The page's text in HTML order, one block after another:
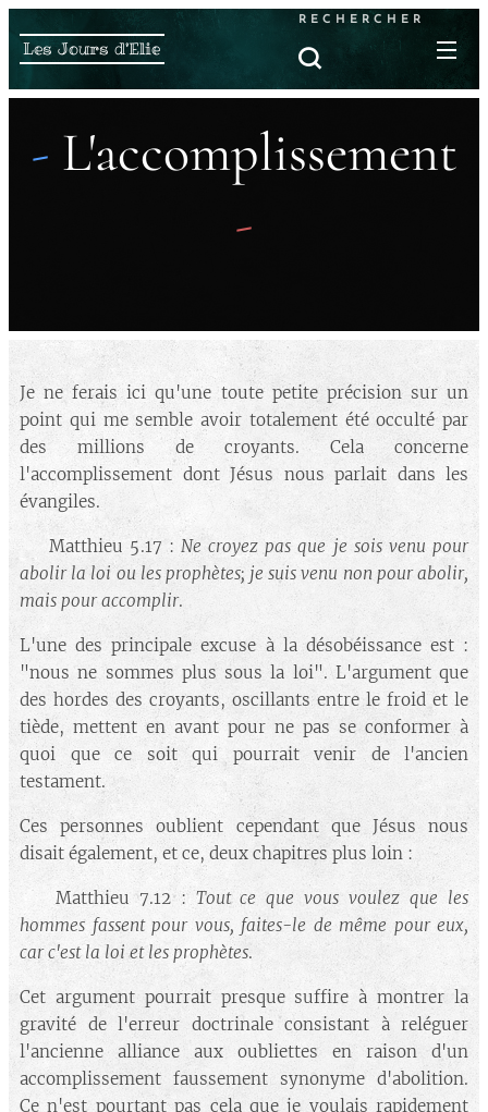
Les Jours d'Elie
RECHERCHER
- L'accomplissement
-
Je ne ferais ici qu'une toute petite précision sur un
point qui me semble avoir totalement été occulté par
des millions de croyants. Cela concerne
l'accomplissement dont Jésus nous parlait dans les
évangiles.
🔘 Matthieu 5.17 : Ne croyez pas que je sois venu pour
abolir la loi ou les prophètes; je suis venu non pour abolir,
mais pour accomplir.
L'une des principale excuse à la désobéissance est :
"nous ne sommes plus sous la loi". L'argument que
des hordes des croyants, oscillants entre le froid et le
tiède, mettent en avant pour ne pas se conformer à
quoi que ce soit qui pourrait venir de l'ancien
testament.
Ces personnes oublient cependant que Jésus nous
disait également, et ce, deux chapitres plus loin :
🔘 Matthieu 7.12 :Tout ce que vous voulez que les
hommes fassent pour vous, faites-le de même pour eux,
car c'est la loi et les prophètes.
Cet argument pourrait presque suffire à montrer la
gravité de l'erreur doctrinale consistant à reléguer
l'ancienne alliance aux oubliettes en raison d'un
accomplissement faussement synonyme d'abolition.
Ce n'est pourtant pas cela que je voulais rapidement